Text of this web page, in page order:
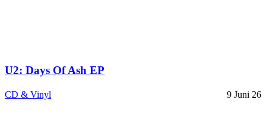
U2: Days Of Ash EP
CD & Vinyl 9 Juni 26